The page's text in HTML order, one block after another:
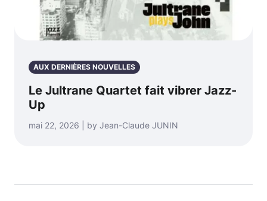
AUX DERNIÈRES NOUVELLES
Le Jultrane Quartet fait vibrer Jazz-
Up
mai 22, 2026 | by Jean-Claude JUNIN